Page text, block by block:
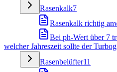
Rasenkalk7
Rasenkalk richtig
Bei ph-Wert über 7
welcher Jahreszeit sollte der
Rasenbelüfter11